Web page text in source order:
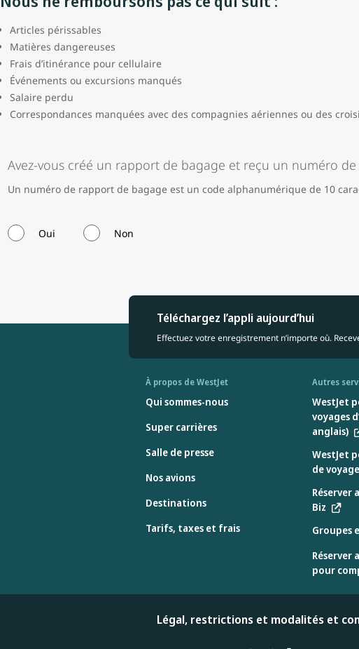
Articles périssables
Matières dangereuses
Frais d’itinérance pour cellulaire
Événements ou excursions manqués
Salaire perdu
Correspondances manquées avec des compagnies aériennes ou des
Avez-vous créé un rapport de bagage et reçu un numéro
Un numéro de rapport de bagage est un code alphanumérique de 10
Oui Non
Téléchargez l’appli aujourd’hui
Effectuez votre enregistrement n’importe où.
À propos de WestJet
Qui sommes-nous
Super carrières
Salle de presse
Nos avions
Destinations
Tarifs, taxes et frais
Autres
WestJet
voyages
anglais)
WestJet
de
Réserver
Biz
Groupes
Réserver
pour
Légal, restrictions et modalités et